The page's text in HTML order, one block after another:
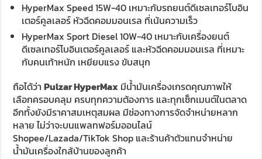
HyperMax Speed 15W-40 เหมาะกับรถยนต์ดีเซลเทอร์โบอิน
เตอร์คูลเลอร์ หัวฉีดคอมมอนเรล ที่เน้นความเร็ว
HyperMax Sport Diesel 10W-40 เหมาะกับเครื่องยนต์
ดีเซลเทอร์โบอินเตอร์คูลเลอร์ และหัวฉีดคอมมอนเรล ที่เหมาะ
กับคนเท้าหนัก เหยียบแรง ขับสนุก
ถือได้ว่าPulzar HyperMax มีน้ำมันเครื่องเกรดคุณภาพให้
เลือกครอบคลุม ครบทุกความต้องการ และทุกเซ็กเมนต์ในตลาด
อีกทั้งยังมีราคาสมเหตุสมผล มีช่องทางการจัดจำหน่ายหลาก
หลาย ไม่ว่าจะบนแพลทฟอร์มออนไลน์
Shopee/Lazada/TikTok Shop และร้านค้าตัวแทนจำหน่าย
น้ำมันเครื่องใกล้บ้านของลูกค้า